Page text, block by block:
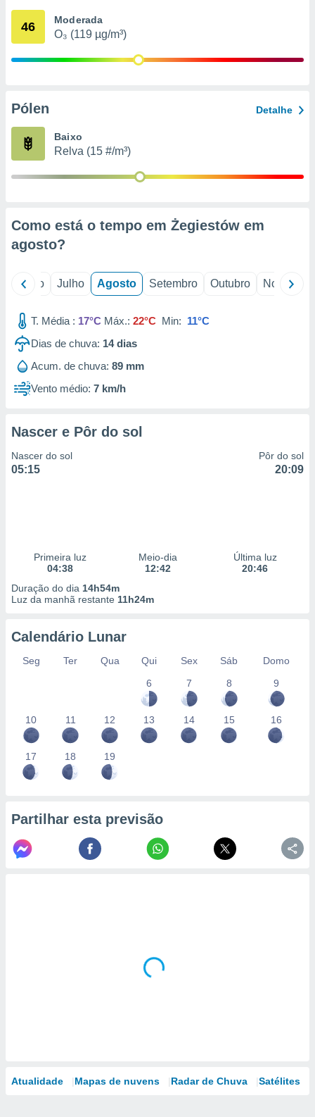
através
estudos
1199
46 Moderada
O₃ (119 µg/m³)
Pólen Detalhe
Baixo
Relva (15 #/m³)
Como está o tempo em Żegiestów em
agosto?
Junho Julho Agosto Setembro Outubro Novembro
T. Média : 17°C Máx.: 22°C Min: 11°C
Dias de chuva: 14dias
Acum. de chuva: 89 mm
Vento médio: 7 km/h
Nascer e Pôr do sol
Nascer do sol
05:15
Pôr do sol
20:09
Primeira luz
04:38
Meio-dia
12:42
Última luz
20:46
Duração do dia 14h54m
Luz da manhã restante 11h24m
Calendário Lunar
Seg Ter Qua Qui Sex Sáb
Domo
6
7 8 9
10 11 12 13 14 15 16
17 18 19
Partilhar esta previsão
Atualidade Mapas de nuvens Radar de Chuva Satélites